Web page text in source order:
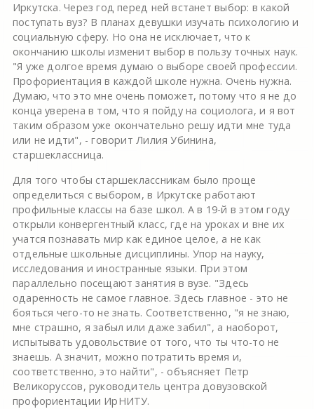
Иркутска. Через год перед ней встанет выбор: в какой
поступать вуз? В планах девушки изучать психологию и
социальную сферу. Но она не исключает, что к
окончанию школы изменит выбор в пользу точных наук.
"Я уже долгое время думаю о выборе своей профессии.
Профориентация в каждой школе нужна. Очень нужна.
Думаю, что это мне очень поможет, потому что я не до
конца уверена в том, что я пойду на социолога, и я вот
таким образом уже окончательно решу идти мне туда
или не идти", - говорит Лилия Убинина,
старшеклассница.
Для того чтобы старшеклассникам было проще
определиться с выбором, в Иркутске работают
профильные классы на базе школ. А в 19-й в этом году
открыли конвергентный класс, где на уроках и вне их
учатся познавать мир как единое целое, а не как
отдельные школьные дисциплины. Упор на науку,
исследования и иностранные языки. При этом
параллельно посещают занятия в вузе. "Здесь
одаренность не самое главное. Здесь главное - это не
бояться чего-то не знать. Соответственно, "я не знаю,
мне страшно, я забыл или даже забил", а наоборот,
испытывать удовольствие от того, что ты что-то не
знаешь. А значит, можно потратить время и,
соответственно, это найти", - объясняет Петр
Великоруссов, руководитель центра довузовской
профориентации ИрНИТУ.